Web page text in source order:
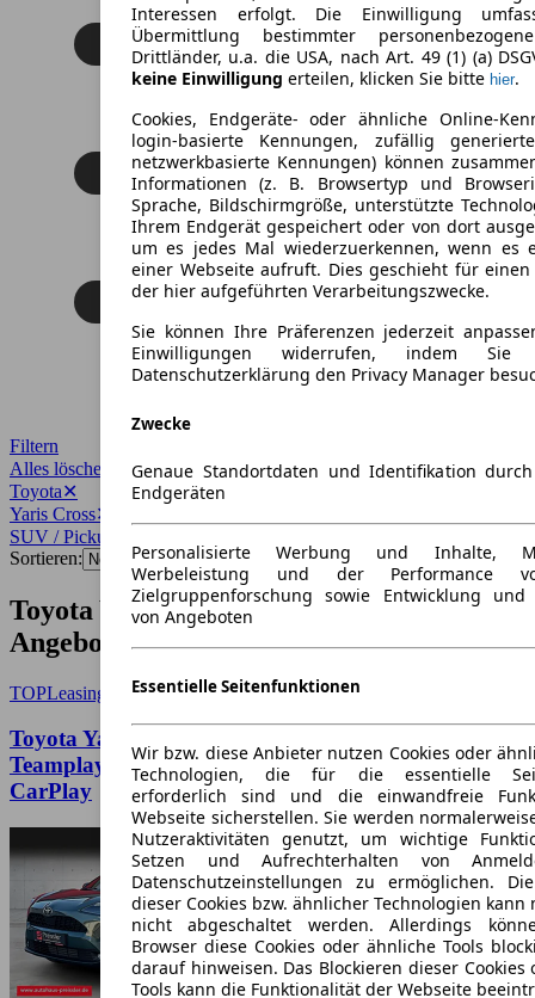
Interessen erfolgt. Die Einwilligung
Übermittlung bestimmter
Drittländer, u.a. die USA, nach Art. 49 (1) (a)
keine Einwilligung erteilen, klicken Sie bitte hier.
Cookies, Endgeräte- oder ähnliche Online-
login-basierte Kennungen, zufällig
netzwerkbasierte Kennungen) können
Informationen (z. B. Browsertyp und
Sprache, Bildschirmgröße, unterstützte
Ihrem Endgerät gespeichert oder von dort
um es jedes Mal wiederzuerkennen, wenn es
einer Webseite aufruft. Dies geschieht für
der hier aufgeführten Verarbeitungszwecke.
Sie können Ihre Präferenzen jederzeit
Einwilligungen widerrufen, indem
Datenschutzerklärung den Privacy Manager
Zwecke
Genaue Standortdaten und Identifikation
Endgeräten
Personalisierte Werbung und Inhalte,
Werbeleistung und der Performance
Zielgruppenforschung sowie Entwicklung und
von Angeboten
Essentielle Seitenfunktionen
Wir bzw. diese Anbieter nutzen Cookies oder
Technologien, die für die essentielle
erforderlich sind und die einwandfreie
Webseite sicherstellen. Sie werden
Nutzeraktivitäten genutzt, um wichtige
Setzen und Aufrechterhalten von
Datenschutzeinstellungen zu ermöglichen.
dieser Cookies bzw. ähnlicher Technologien kann
nicht abgeschaltet werden. Allerdings
Browser diese Cookies oder ähnliche Tools
darauf hinweisen. Das Blockieren dieser
Tools kann die Funktionalität der Webseite
Filtern
Alles löschen
Toyota✕
Yaris Cross✕
SUV / Pickup
Sortieren:
Toyota Yaris Cross SUV / Pickup
Angebote
TOPLeasing
Toyota Yaris Cross FWD 1.5 VVT-iE EU6e 5-Türer
Teamplayer 1,5L Hybrid 96 kW Navi LED Apple
CarPlay